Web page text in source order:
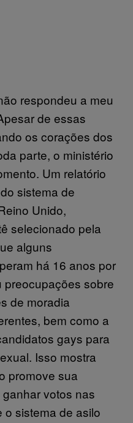
respondeu a meu
de essas
os corações dos
parte, o ministério
Um relatório
sistema de
Unido,
selecionado pela
alguns
há 16 anos por
sobre
de moradia
bem como a
gays para
Isso mostra
promove sua
votos nas
sistema de asilo